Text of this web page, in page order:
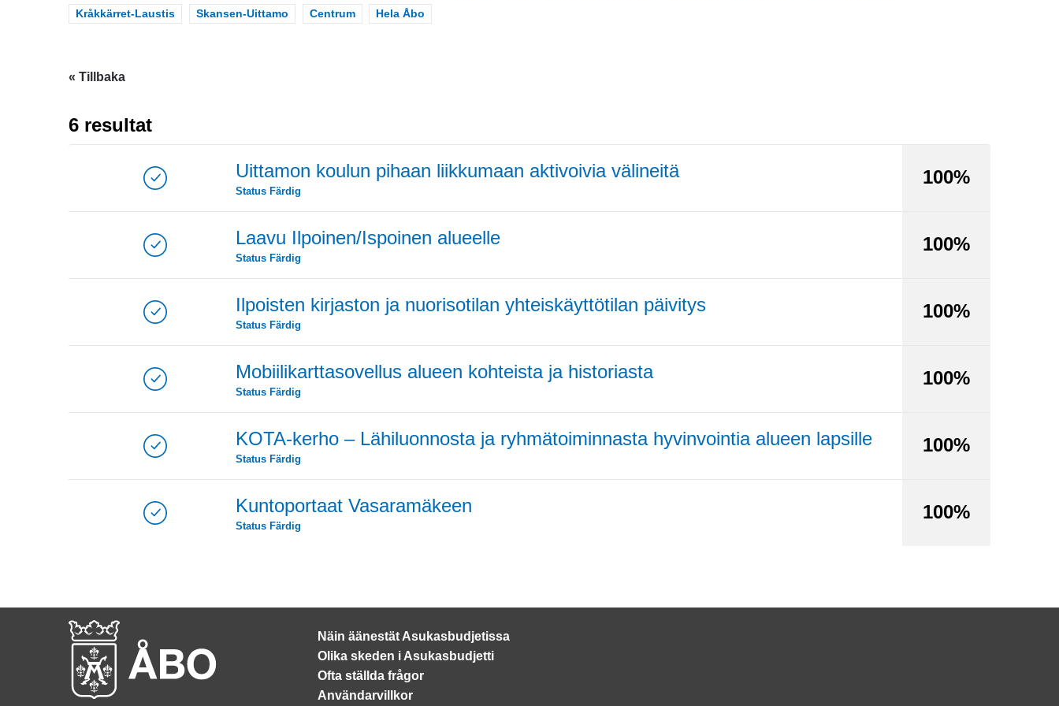
Scope
Kråkkärret-Laustis Scope
Skansen-Uittamo Scope
Centrum Scope
Hela Åbo
« Tillbaka
6 resultat
Uittamon koulun pihaan liikkumaan aktivoivia välineitä
Status Färdig
100%
Laavu Ilpoinen/Ispoinen alueelle
Status Färdig
100%
Ilpoisten kirjaston ja nuorisotilan yhteiskäyttötilan päivitys
Status Färdig
100%
Mobiilikarttasovellus alueen kohteista ja historiasta
Status Färdig
100%
KOTA-kerho – Lähiluonnosta ja ryhmätoiminnasta hyvinvointia alueen lapsille
Status Färdig
100%
Kuntoportaat Vasaramäkeen
Status Färdig
100%
Näin äänestät Asukasbudjetissa
Olika skeden i Asukasbudjetti
Ofta ställda frågor
Användarvillkor